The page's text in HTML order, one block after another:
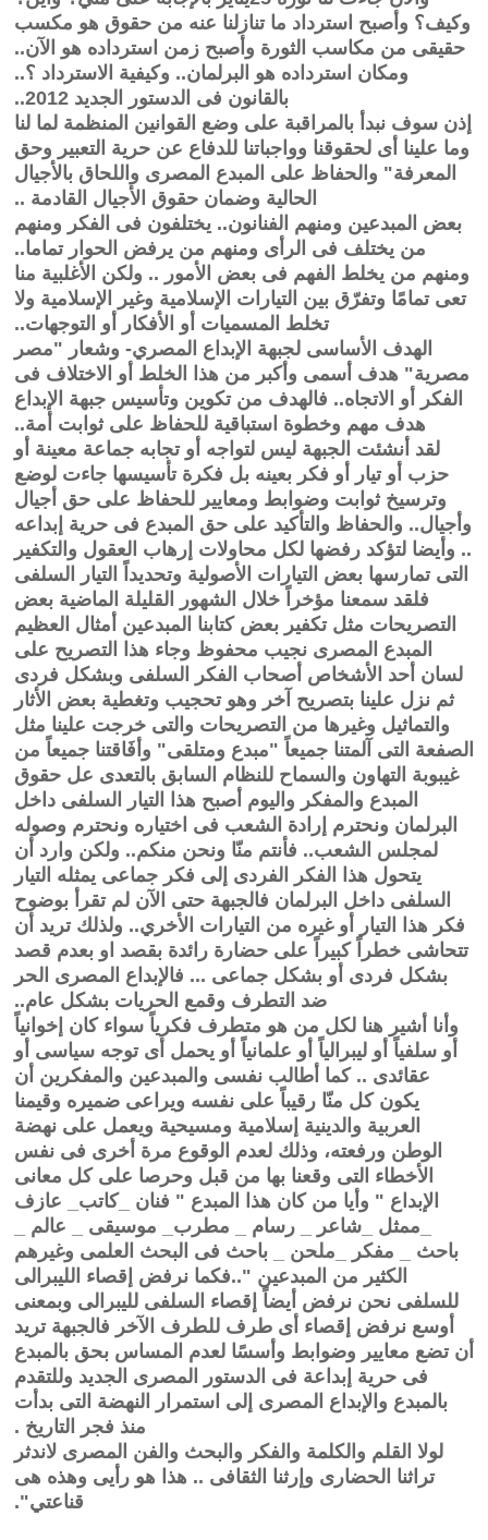
وكيف؟ وأصبح استرداد ما تنازلنا عنه من حقوق هو مكسب
حقيقى من مكاسب الثورة وأصبح زمن استرداده هو الآن..
ومكان استرداده هو البرلمان.. وكيفية الاسترداد ؟..
بالقانون فى الدستور الجديد 2012..
إذن سوف نبدأ بالمراقبة على وضع القوانين المنظمة لما لنا
وما علينا أى لحقوقنا وواجباتنا للدفاع عن حرية التعبير وحق
المعرفة" والحفاظ على المبدع المصرى واللحاق بالأجيال
الحالية وضمان حقوق الأجيال القادمة ..
بعض المبدعين ومنهم الفنانون.. يختلفون فى الفكر ومنهم
من يختلف فى الرأى ومنهم من يرفض الحوار تماما..
ومنهم من يخلط الفهم فى بعض الأمور .. ولكن الأغلبية منا
تعى تمامًا وتفرّق بين التيارات الإسلامية وغير الإسلامية ولا
تخلط المسميات أو الأفكار أو التوجهات..
الهدف الأساسى لجبهة الإبداع المصري- وشعار "مصر
مصرية" هدف أسمى وأكبر من هذا الخلط أو الاختلاف فى
الفكر أو الاتجاه.. فالهدف من تكوين وتأسيس جبهة الإبداع
هدف مهم وخطوة استباقية للحفاظ على ثوابت أمة..
لقد أنشئت الجبهة ليس لتواجه أو تجابه جماعة معينة أو
حزب أو تيار أو فكر بعينه بل فكرة تأسيسها جاءت لوضع
وترسيخ ثوابت وضوابط ومعايير للحفاظ على حق أجيال
وأجيال.. والحفاظ والتأكيد على حق المبدع فى حرية إبداعه
.. وأيضا لتؤكد رفضها لكل محاولات إرهاب العقول والتكفير
التى تمارسها بعض التيارات الأصولية وتحديداً التيار السلفى
فلقد سمعنا مؤخراً خلال الشهور القليلة الماضية بعض
التصريحات مثل تكفير بعض كتابنا المبدعين أمثال العظيم
المبدع المصرى نجيب محفوظ وجاء هذا التصريح على
لسان أحد الأشخاص أصحاب الفكر السلفى وبشكل فردى
ثم نزل علينا بتصريح آخر وهو تحجيب وتغطية بعض الأثار
والتماثيل وغيرها من التصريحات والتى خرجت علينا مثل
الصفعة التى آلمتنا جميعاً "مبدع ومتلقى" وأفَاقتنا جميعاً من
غيبوبة التهاون والسماح للنظام السابق بالتعدى عل حقوق
المبدع والمفكر واليوم أصبح هذا التيار السلفى داخل
البرلمان ونحترم إرادة الشعب فى اختياره ونحترم وصوله
لمجلس الشعب.. فأنتم منّا ونحن منكم.. ولكن وارد أن
يتحول هذا الفكر الفردى إلى فكر جماعى يمثله التيار
السلفى داخل البرلمان فالجبهة حتى الآن لم تقرأ بوضوح
فكر هذا التيار أو غيره من التيارات الأخري.. ولذلك تريد أن
تتحاشى خطراً كبيراً على حضارة رائدة بقصد او بعدم قصد
بشكل فردى أو بشكل جماعى ... فالإبداع المصرى الحر
ضد التطرف وقمع الحريات بشكل عام..
وأنا أشير هنا لكل من هو متطرف فكرياً سواء كان إخوانياً
أو سلفياً أو ليبرالياً أو علمانياً أو يحمل أى توجه سياسى أو
عقائدى .. كما أطالب نفسى والمبدعين والمفكرين أن
يكون كل منّا رقيباً على نفسه ويراعى ضميره وقيمنا
العربية والدينية إسلامية ومسيحية ويعمل على نهضة
الوطن ورفعته، وذلك لعدم الوقوع مرة أخرى فى نفس
الأخطاء التى وقعنا بها من قبل وحرصا على كل معانى
الإبداع " وأيا من كان هذا المبدع " فنان _كاتب_ عازف
_ممثل _شاعر _ رسام _ مطرب_ موسيقى _ عالم _
باحث _ مفكر _ملحن _ باحث فى البحث العلمى وغيرهم
الكثير من المبدعين "..فكما نرفض إقصاء الليبرالى
للسلفى نحن نرفض أيضاً إقصاء السلفى لليبرالى وبمعنى
أوسع نرفض إقصاء أى طرف للطرف الآخر فالجبهة تريد
أن تضع معايير وضوابط وأسسًا لعدم المساس بحق بالمبدع
فى حرية إبداعة فى الدستور المصرى الجديد وللتقدم
بالمبدع والإبداع المصرى إلى استمرار النهضة التى بدأت
منذ فجر التاريخ .
لولا القلم والكلمة والفكر والبحث والفن المصرى لاندثر
تراثنا الحضارى وإرثنا الثقافى .. هذا هو رأيى وهذه هى
قناعتي".